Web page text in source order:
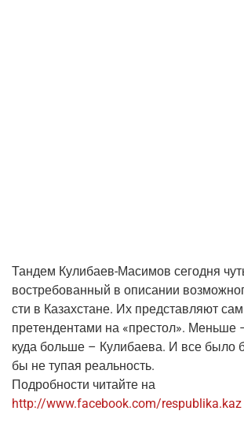
Тан­дем Кули­ба­ев-Маси­мов сего­дня
вос­тре­бо­ван­ный в опи­са­нии
сти в Казах­стане. Их пред­став­ля­ют
пре­тен­ден­та­ми на «пре­стол». Мень­ше
куда боль­ше – Кули­ба­е­ва. И все было
бы не тупая реаль­ность.
Подроб­но­сти читай­те на
http://www.facebook.com/respublika.kaz